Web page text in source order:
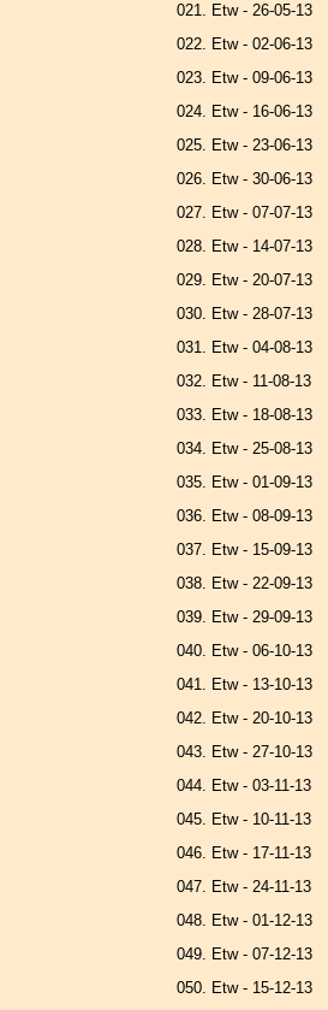
021. Etw - 26-05-13
022. Etw - 02-06-13
023. Etw - 09-06-13
024. Etw - 16-06-13
025. Etw - 23-06-13
026. Etw - 30-06-13
027. Etw - 07-07-13
028. Etw - 14-07-13
029. Etw - 20-07-13
030. Etw - 28-07-13
031. Etw - 04-08-13
032. Etw - 11-08-13
033. Etw - 18-08-13
034. Etw - 25-08-13
035. Etw - 01-09-13
036. Etw - 08-09-13
037. Etw - 15-09-13
038. Etw - 22-09-13
039. Etw - 29-09-13
040. Etw - 06-10-13
041. Etw - 13-10-13
042. Etw - 20-10-13
043. Etw - 27-10-13
044. Etw - 03-11-13
045. Etw - 10-11-13
046. Etw - 17-11-13
047. Etw - 24-11-13
048. Etw - 01-12-13
049. Etw - 07-12-13
050. Etw - 15-12-13